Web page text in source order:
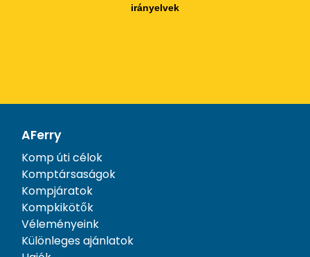
irányelvek
AFerry
Komp úti célok
Komptársaságok
Kompjáratok
Kompkikötők
Véleményeink
Különleges ajánlatok